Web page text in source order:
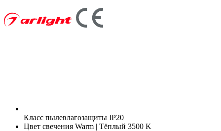
Класс пылевлагозащиты IP20
Цвет свечения Warm | Тёплый 3500 K